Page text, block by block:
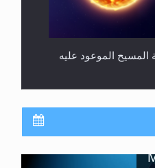
المسيح الموعود عليه